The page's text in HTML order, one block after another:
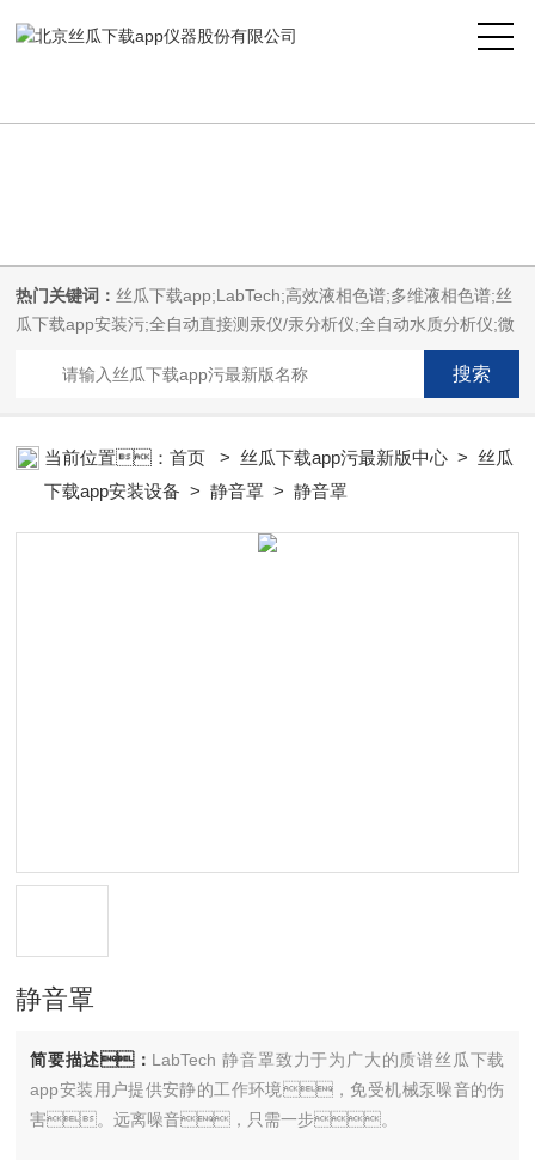
热门关键词： 丝瓜下载app;LabTech;高效液相色谱;多维液相色谱;丝
瓜下载app安装污;全自动直接测汞仪/汞分析仪;全自动水质分析仪;微
波消解萃取系统;微波合成系统;微波灰化磺化系统;全自动固相萃取系
统;Dryvap全自动溶剂蒸发系统;激光固体烧蚀进样系统;循环水冷却
（LIMS;超净丝瓜下载app安装设计与工程;通风柜;化学安全
柜;AAICPICP-MSUV-VISHPLC耗材和配件
当前位置：首页 >丝瓜下载app污最新版中心 >丝瓜
下载app安装设备 >静音罩 > 静音罩
静音罩
简要描述： LabTech 静音罩致力于为广大的质谱丝瓜下载
app安装用户提供安静的工作环境，免受机械泵噪音的伤
害。远离噪音，只需一步。